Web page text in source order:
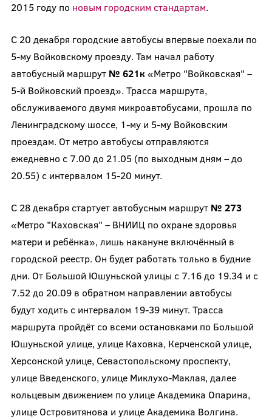
2015 году по новым городским стандартам.
С 20 декабря городские автобусы впервые поехали по
5-му Войковскому проезду. Там начал работу
автобусный маршрут № 621к «Метро "Войковская" –
5-й Войковский проезд». Трасса маршрута,
обслуживаемого двумя микроавтобусами, прошла по
Ленинградскому шоссе, 1-му и 5-му Войковским
проездам. От метро автобусы отправляются
ежедневно с 7.00 до 21.05 (по выходным дням – до
20.55) с интервалом 15-20 минут.
С 28 декабря стартует автобусным маршрут № 273
«Метро "Каховская" – ВНИИЦ по охране здоровья
матери и ребёнка», лишь накануне включённый в
городской реестр. Он будет работать только в будние
дни. От Большой Юшуньской улицы с 7.16 до 19.34 и с
7.52 до 20.09 в обратном направлении автобусы
будут ходить с интервалом 19-39 минут. Трасса
маршрута пройдёт со всеми остановками по Большой
Юшуньской улице, улице Каховка, Керченской улице,
Херсонской улице, Севастопольскому проспекту,
улице Введенского, улице Миклухо-Маклая, далее
кольцевым движением по улице Академика Опарина,
улице Островитянова и улице Академика Волгина.